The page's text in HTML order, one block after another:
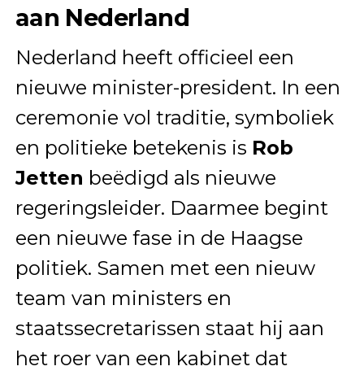
aan Nederland
Nederland heeft officieel een
nieuwe minister-president. In een
ceremonie vol traditie, symboliek
en politieke betekenis is Rob
Jetten beëdigd als nieuwe
regeringsleider. Daarmee begint
een nieuwe fase in de Haagse
politiek. Samen met een nieuw
team van ministers en
staatssecretarissen staat hij aan
het roer van een kabinet dat